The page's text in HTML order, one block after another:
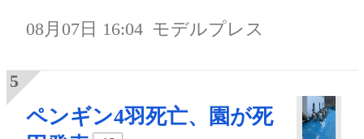
08月07日 16:04 モデルプレス
ペンギン4羽死亡、園が死